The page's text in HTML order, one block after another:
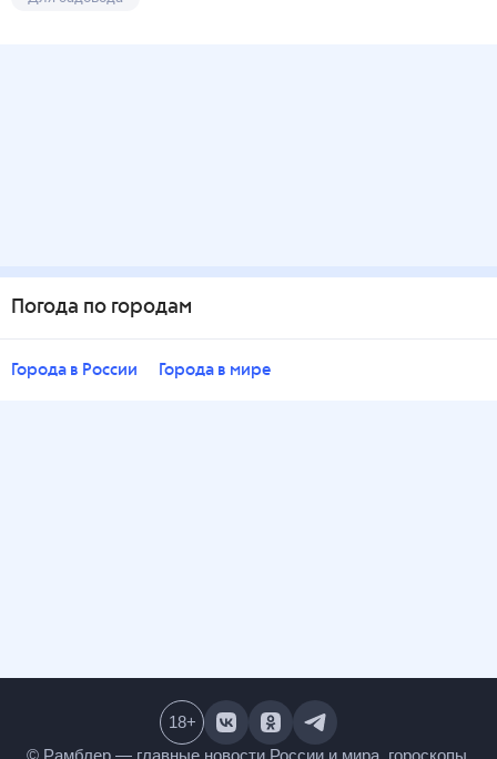
Погода по городам
Города в России Города в мире
18+